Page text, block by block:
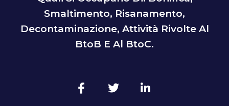
Smaltimento, Risanamento,
Decontaminazione, Attività Rivolte Al
BtoB E Al BtoC.